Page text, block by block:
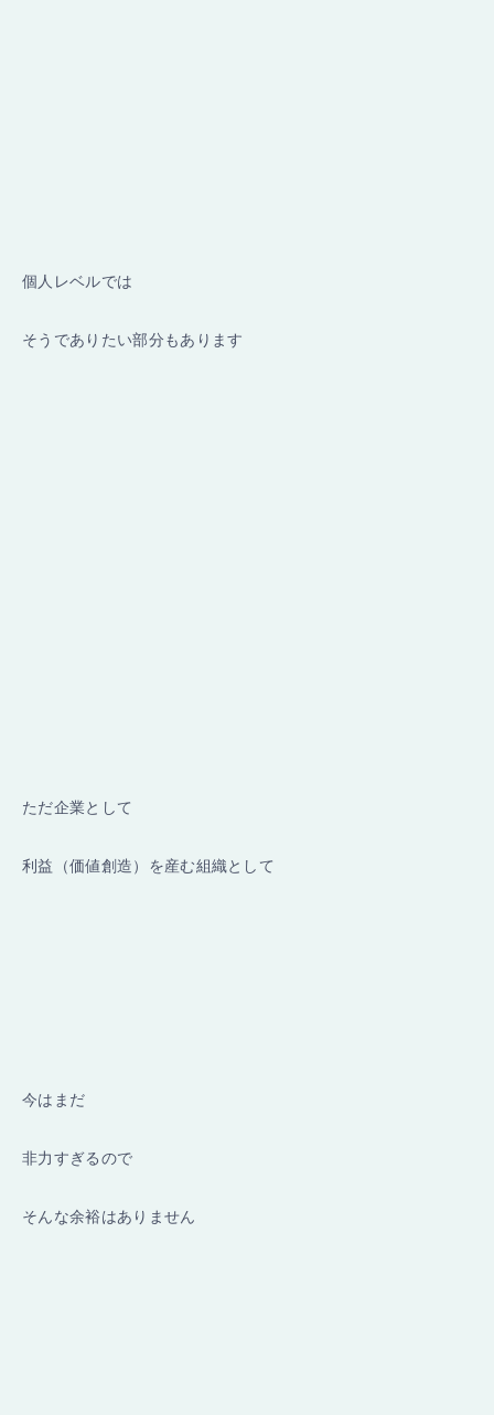
個人レベルでは
そうでありたい部分もあります
ただ企業として
利益（価値創造）を産む組織として
今はまだ
非力すぎるので
そんな余裕はありません